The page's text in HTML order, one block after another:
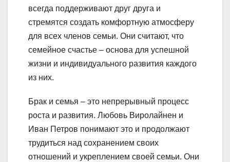
всегда поддерживают друг друга и
стремятся создать комфортную атмосферу
для всех членов семьи. Они считают, что
семейное счастье – основа для успешной
жизни и индивидуального развития каждого
из них.
Брак и семья – это непрерывный процесс
роста и развития. Любовь Виролайнен и
Иван Петров понимают это и продолжают
трудиться над сохранением своих
отношений и укреплением своей семьи. Они